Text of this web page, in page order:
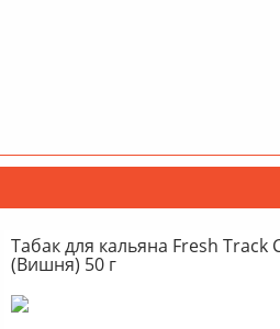
Табак для кальяна Fresh Track
(Вишня) 50 г